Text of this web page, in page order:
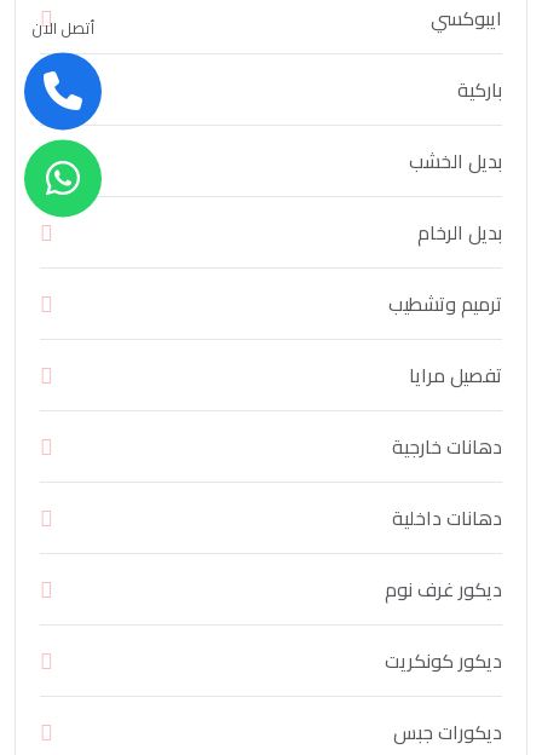
ايبوكسي
باركية
بديل الخشب
بديل الرخام
ترميم وتشطيب
تفصيل مرايا
دهانات خارجية
دهانات داخلية
ديكور غرف نوم
ديكور كونكريت
ديكورات جبس
أتصل الان